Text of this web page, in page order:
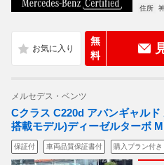
住所
無
料
メルセデス・ベンツ
Cクラス C220d アバンギャル
搭載モデル)ディーゼルターボ
保証付 車両品質保証書付 購入プラン付き